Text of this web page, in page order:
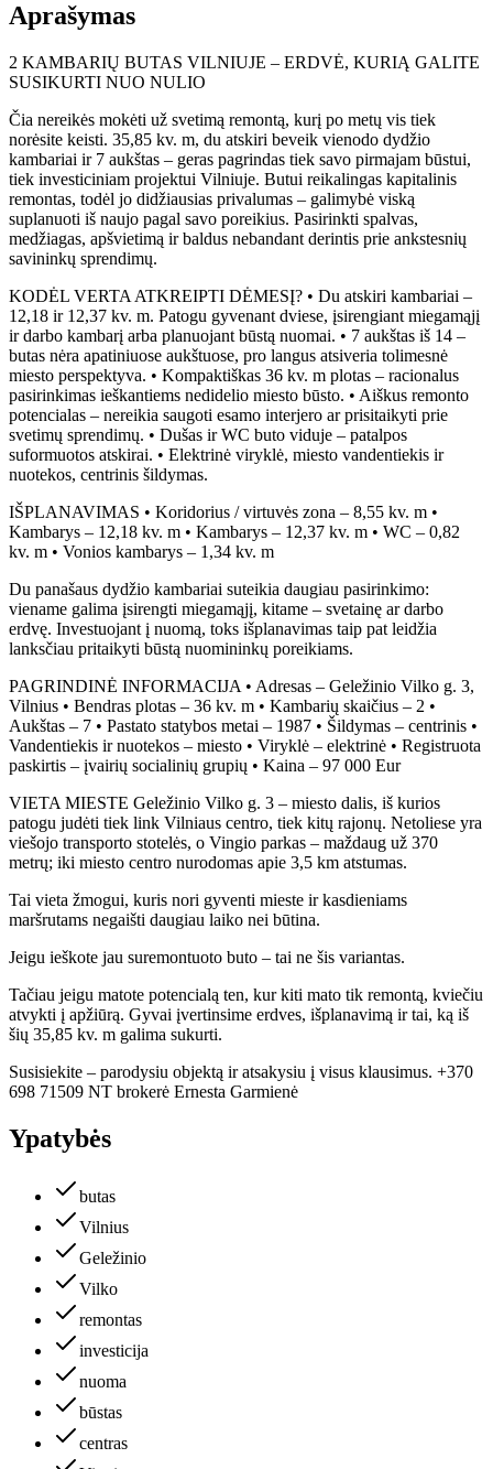
Aprašymas
2 KAMBARIŲ BUTAS VILNIUJE – ERDVĖ, KURIĄ GALITE
SUSIKURTI NUO NULIO
Čia nereikės mokėti už svetimą remontą, kurį po metų vis tiek
norėsite keisti. 35,85 kv. m, du atskiri beveik vienodo dydžio
kambariai ir 7 aukštas – geras pagrindas tiek savo pirmajam būstui,
tiek investiciniam projektui Vilniuje. Butui reikalingas kapitalinis
remontas, todėl jo didžiausias privalumas – galimybė viską
suplanuoti iš naujo pagal savo poreikius. Pasirinkti spalvas,
medžiagas, apšvietimą ir baldus nebandant derintis prie ankstesnių
savininkų sprendimų.
KODĖL VERTA ATKREIPTI DĖMESĮ? • Du atskiri kambariai –
12,18 ir 12,37 kv. m. Patogu gyvenant dviese, įsirengiant miegamąjį
ir darbo kambarį arba planuojant būstą nuomai. • 7 aukštas iš 14 –
butas nėra apatiniuose aukštuose, pro langus atsiveria tolimesnė
miesto perspektyva. • Kompaktiškas 36 kv. m plotas – racionalus
pasirinkimas ieškantiems nedidelio miesto būsto. • Aiškus remonto
potencialas – nereikia saugoti esamo interjero ar prisitaikyti prie
svetimų sprendimų. • Dušas ir WC buto viduje – patalpos
suformuotos atskirai. • Elektrinė viryklė, miesto vandentiekis ir
nuotekos, centrinis šildymas.
IŠPLANAVIMAS • Koridorius / virtuvės zona – 8,55 kv. m •
Kambarys – 12,18 kv. m • Kambarys – 12,37 kv. m • WC – 0,82
kv. m • Vonios kambarys – 1,34 kv. m
Du panašaus dydžio kambariai suteikia daugiau pasirinkimo:
viename galima įsirengti miegamąjį, kitame – svetainę ar darbo
erdvę. Investuojant į nuomą, toks išplanavimas taip pat leidžia
lanksčiau pritaikyti būstą nuomininkų poreikiams.
PAGRINDINĖ INFORMACIJA • Adresas – Geležinio Vilko g. 3,
Vilnius • Bendras plotas – 36 kv. m • Kambarių skaičius – 2 •
Aukštas – 7 • Pastato statybos metai – 1987 • Šildymas – centrinis •
Vandentiekis ir nuotekos – miesto • Viryklė – elektrinė • Registruota
paskirtis – įvairių socialinių grupių • Kaina – 97 000 Eur
VIETA MIESTE Geležinio Vilko g. 3 – miesto dalis, iš kurios
patogu judėti tiek link Vilniaus centro, tiek kitų rajonų. Netoliese yra
viešojo transporto stotelės, o Vingio parkas – maždaug už 370
metrų; iki miesto centro nurodomas apie 3,5 km atstumas.
Tai vieta žmogui, kuris nori gyventi mieste ir kasdieniams
maršrutams negaišti daugiau laiko nei būtina.
Jeigu ieškote jau suremontuoto buto – tai ne šis variantas.
Tačiau jeigu matote potencialą ten, kur kiti mato tik remontą, kviečiu
atvykti į apžiūrą. Gyvai įvertinsime erdves, išplanavimą ir tai, ką iš
šių 35,85 kv. m galima sukurti.
Susisiekite – parodysiu objektą ir atsakysiu į visus klausimus. +370
698 71509 NT brokerė Ernesta Garmienė
Ypatybės
butas
Vilnius
Geležinio
Vilko
remontas
investicija
nuoma
būstas
centras